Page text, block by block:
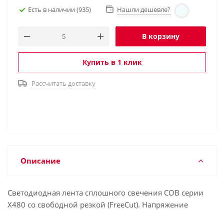
Есть в наличии (935) Нашли дешевле?
В корзину
Купить в 1 клик
Рассчитать доставку
Описание
Светодиодная лента сплошного свечения COB серии
X480 со свободной резкой (FreeCut). Напряжение